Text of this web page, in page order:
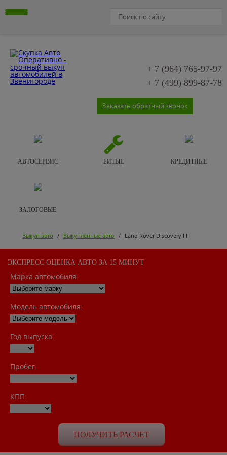
+ 7 (964) 765-97-97
+ 7 (499) 899-87-78
Заказать обратный звонок
АВТОСЕРВИС БИТЫЕ КРЕДИТНЫЕ
ЗАЛОГОВЫЕ
Выкуп авто / Выкупленные авто / Land Rover Discovery III
ЭКСПРЕСС ОЦЕНКА АВТО ЗА 15 МИНУТ
Марка автомобиля:
Модель автомобиля:
Год выпуска:
Пробег:
КПП: